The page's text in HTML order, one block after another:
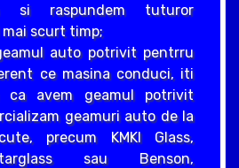
si raspundem tuturor
scurt timp;
auto potrivit pentrru
ce masina conduci, iti
ca avem geamul potrivit
geamuri auto de la
precum KMKI Glass,
sau Benson,